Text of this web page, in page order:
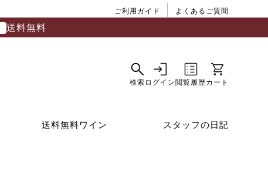
ご利用ガイド よくあるご質問
送料無料
送料無料ワイン スタッフの日記